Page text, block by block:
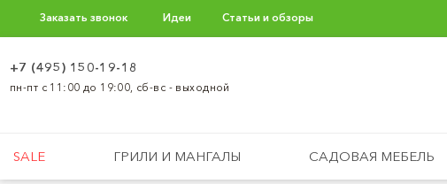
Заказать звонок Идеи Статьи и обзоры
+7 (495) 150-19-18
пн-пт с 11:00 до 19:00, сб-вс - выходной
SALE ГРИЛИ И МАНГАЛЫ САДОВАЯ МЕБЕЛЬ